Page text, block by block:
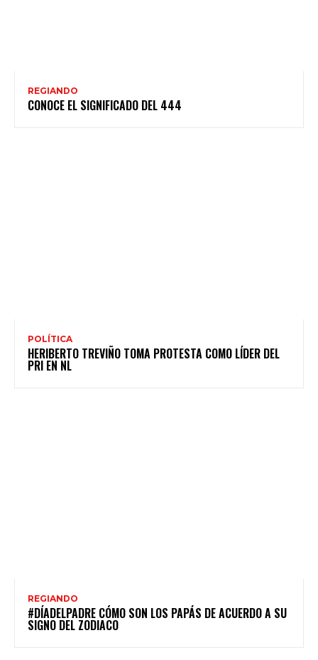
REGIANDO
CONOCE EL SIGNIFICADO DEL 444
POLÍTICA
HERIBERTO TREVIÑO TOMA PROTESTA COMO LÍDER DEL
PRI EN NL
REGIANDO
#DÍADELPADRE CÓMO SON LOS PAPÁS DE ACUERDO A SU
SIGNO DEL ZODIACO